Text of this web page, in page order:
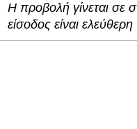
Η προβολή γίνεται σε
είσοδος είναι